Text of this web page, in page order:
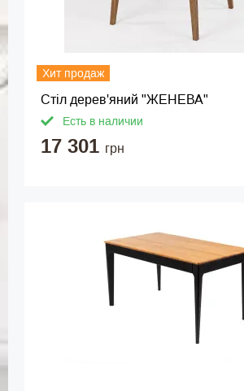
Хит продаж
Стіл дерев'яний "ЖЕНЕВА"
Есть в наличии
17 301 грн